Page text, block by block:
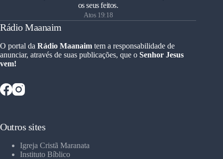
os seus feitos.
Atos 19:18
Rádio Maanaim
O portal da Rádio Maanaim tem a responsabilidade de
anunciar, através de suas publicações, que o Senhor Jesus
vem!
Outros sites
Igreja Cristã Maranata
Instituto Bíblico